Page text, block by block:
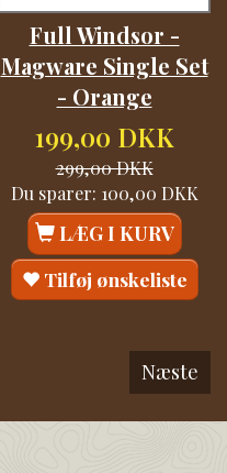
Full Windsor -
Magware Single Set
- Orange
199,00 DKK
299,00 DKK
Du sparer: 100,00 DKK
LÆG I KURV
Tilføj ønskeliste
Næste